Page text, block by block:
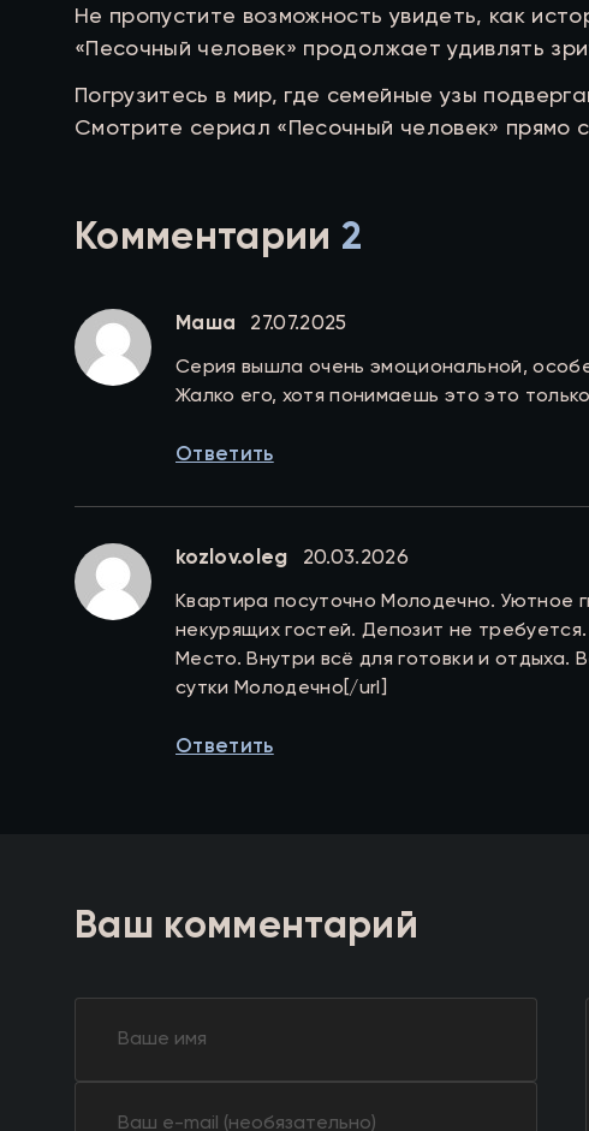
Не пропустите возможность увидеть, как
«Песочный человек» продолжает удивлять
Погрузитесь в мир, где семейные узы
Смотрите сериал «Песочный человек» прямо
Комментарии 2
Маша 27.07.2025
Серия вышла очень эмоциональной,
Жалко его, хотя понимаешь это это
Ответить
kozlov.oleg 20.03.2026
Квартира посуточно Молодечно. Уютное
некурящих гостей. Депозит не
Место. Внутри всё для готовки и
сутки Молодечно[/url]
Ответить
Ваш комментарий